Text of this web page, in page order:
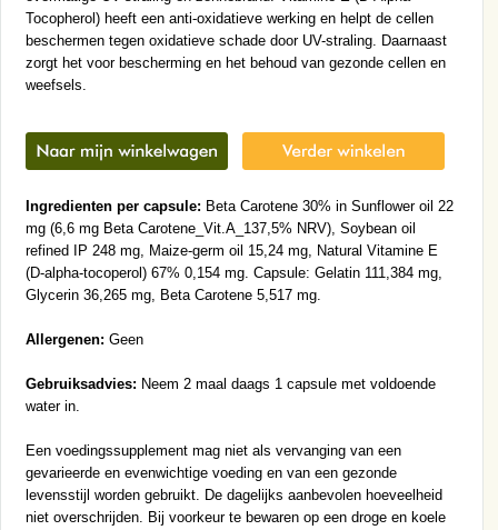
Tocopherol) heeft een anti-oxidatieve werking en helpt de cellen
beschermen tegen oxidatieve schade door UV-straling. Daarnaast
zorgt het voor bescherming en het behoud van gezonde cellen en
weefsels.
Ingredienten per capsule: Beta Carotene 30% in Sunflower oil 22
mg (6,6 mg Beta Carotene_Vit.A_137,5% NRV), Soybean oil
refined IP 248 mg, Maize-germ oil 15,24 mg, Natural Vitamine E
(D-alpha-tocoperol) 67% 0,154 mg. Capsule: Gelatin 111,384 mg,
Glycerin 36,265 mg, Beta Carotene 5,517 mg.
Allergenen: Geen
Gebruiksadvies: Neem 2 maal daags 1 capsule met voldoende
water in.
Een voedingssupplement mag niet als vervanging van een
gevarieerde en evenwichtige voeding en van een gezonde
levensstijl worden gebruikt. De dagelijks aanbevolen hoeveelheid
niet overschrijden. Bij voorkeur te bewaren op een droge en koele